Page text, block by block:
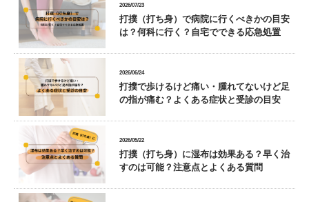
2026/07/23
打撲（打ち身）で病院に行くべきかの目安
は？何科に行く？自宅でできる応急処置
2026/06/24
打撲で歩けるけど痛い・腫れてないけど足
の指が痛む？よくある症状と受診の目安
2026/05/22
打撲（打ち身）に湿布は効果ある？早く治
すのは可能？注意点とよくある質問